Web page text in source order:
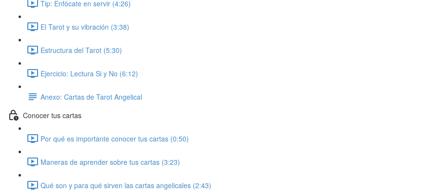
Tip: Enfócate en servir (4:26)
El Tarot y su vibración (3:38)
Estructura del Tarot (5:30)
Ejercicio: Lectura Si y No (6:12)
Anexo: Cartas de Tarot Angelical
Conocer tus cartas
Por qué es importante conocer tus cartas (0:50)
Maneras de aprender sobre tus cartas (3:23)
Qué son y para qué sirven las cartas angelicales (2:43)